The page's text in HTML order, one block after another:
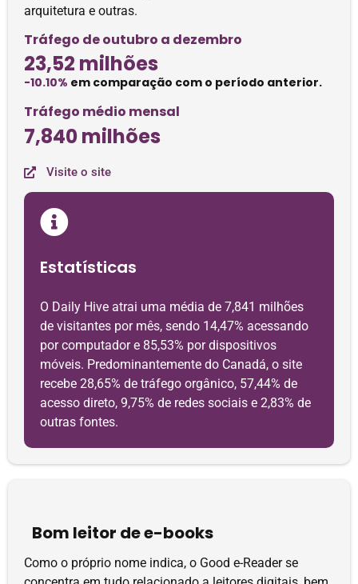
arquitetura e outras.
Tráfego de outubro a dezembro
23,52 milhões
-10.10% em comparação com o período anterior.
Tráfego médio mensal
7,840 milhões
Visite o site
Estatísticas
O Daily Hive atrai uma média de 7,841 milhões
de visitantes por mês, sendo 14,47% acessando
por computador e 85,53% por dispositivos
móveis. Predominantemente do Canadá, o site
recebe 28,65% de tráfego orgânico, 57,44% de
acesso direto, 9,75% de redes sociais e 2,83% de
outras fontes.
Bom leitor de e-books
Como o próprio nome indica, o Good e-Reader se